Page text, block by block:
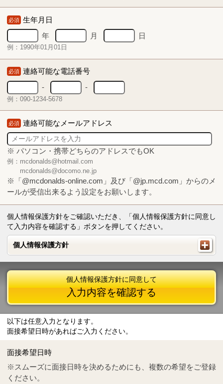
必須 生年月日
年
月 日
例：1990年01月01日
必須 連絡可能な電話番号
-
-
例：090-1234-5678
必須 連絡可能なメールアドレス
※ パソコン・携帯どちらのアドレスでもOK
例：mcdonalds@hotmail.com
mcdonalds@docomo.ne.jp
※「@mcdonalds-online.com」及び「@jp.mcd.com」からのメ
ールが受信出来るよう設定をお願いします。
個人情報保護方針をご確認いただき、「個人情報保護方針に同意し
て入力内容を確認する」ボタンを押してください。
個人情報保護方針
個人情報保護方針
Tel
0570-55-0314
個人情報保護方針に同意して
入力内容を確認する
以下は任意入力となります。
面接希望日時があればご入力ください。
面接希望日時
※スムーズに面接日時を決めるためにも、複数の希望をご登録
ください。